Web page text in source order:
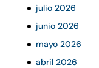
julio 2026
junio 2026
mayo 2026
abril 2026